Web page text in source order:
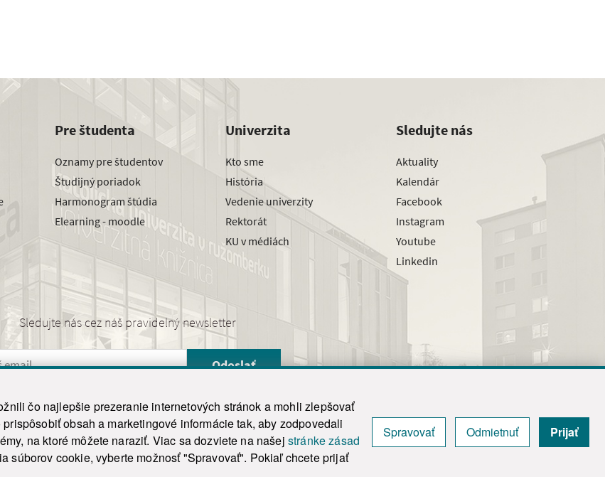
čo najlepšie prezeranie internetových stránok a mohli zlepšovať
obsah a marketingové informácie tak, aby zodpovedali
na ktoré môžete naraziť. Viac sa dozviete na našej stránke zásad
súborov cookie, vyberte možnosť "Spravovať". Pokiaľ chcete prijať
Spravovať Odmietnuť Prijať
Pre študenta
Oznamy pre študentov
Študijný poriadok
Harmonogram štúdia
Elearning - moodle
Univerzita
Kto sme
História
Vedenie univerzity
Rektorát
KU v médiách
Sledujte nás
Aktuality
Kalendár
Facebook
Instagram
Youtube
Linkedin
Sledujte nás cez náš pravidelný newsletter
Odoslať
práva vyhradené. | Ochrana osobných údajov | Vyhlásenie o prístupnosti | Admin
by reCAPTCHA and the Google Privacy Policy and Terms of Service
apply.
Tvorba stránky WebCreators.sk | Webhosting HostCreators